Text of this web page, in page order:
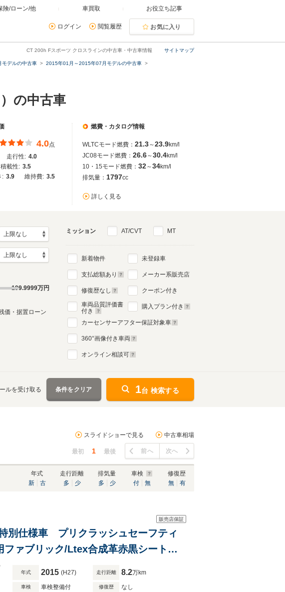
険/ローン/他 車買取 お役立ち記事
ログイン 閲覧履歴 お気に入り
サイトマップ
CT 200h Fスポーツ クロスラインの中古車・中古車情報
デルの中古車
2015年01月～2015年07月モデルの中古車
の中古車
4.0点
走行性: 4.0
積載性: 3.5
: 3.9 維持費: 3.5
燃費・カタログ情報
WLTCモード燃費： 21.3～23.9km/l
JC08モード燃費： 26.6～30.4km/l
10・15モード燃費： 32～34km/l
排気量： 1797cc
詳しく見る
199.9999万円
価・据置ローン
ミッション AT/CVT MT
新着物件
支払総額あり
修復歴なし
車両品質評価書
付き
未登録車
メーカー系販売店
クーポン付き
購入プラン付き
カーセンサーアフター保証対象車
360°画像付き車両
オンライン相談可
ルを受け取る 条件をクリア 1台 検索する
スライドショーで見る 中古車相場
最初 1 最後 前へ 次へ
年式
新
古
走行距離
多
少
排気量
多
少
車検
付
無
修復歴
無
有
販売店保証
別仕様車 プリクラッシュセーフティ
ァブリック/Ltex合成革赤黒シート
ンプ 純正ナビTV Bluetooth バック
年式 2015 (H27) 走行距離 8.2万km
車検 車検整備付 修復歴 なし